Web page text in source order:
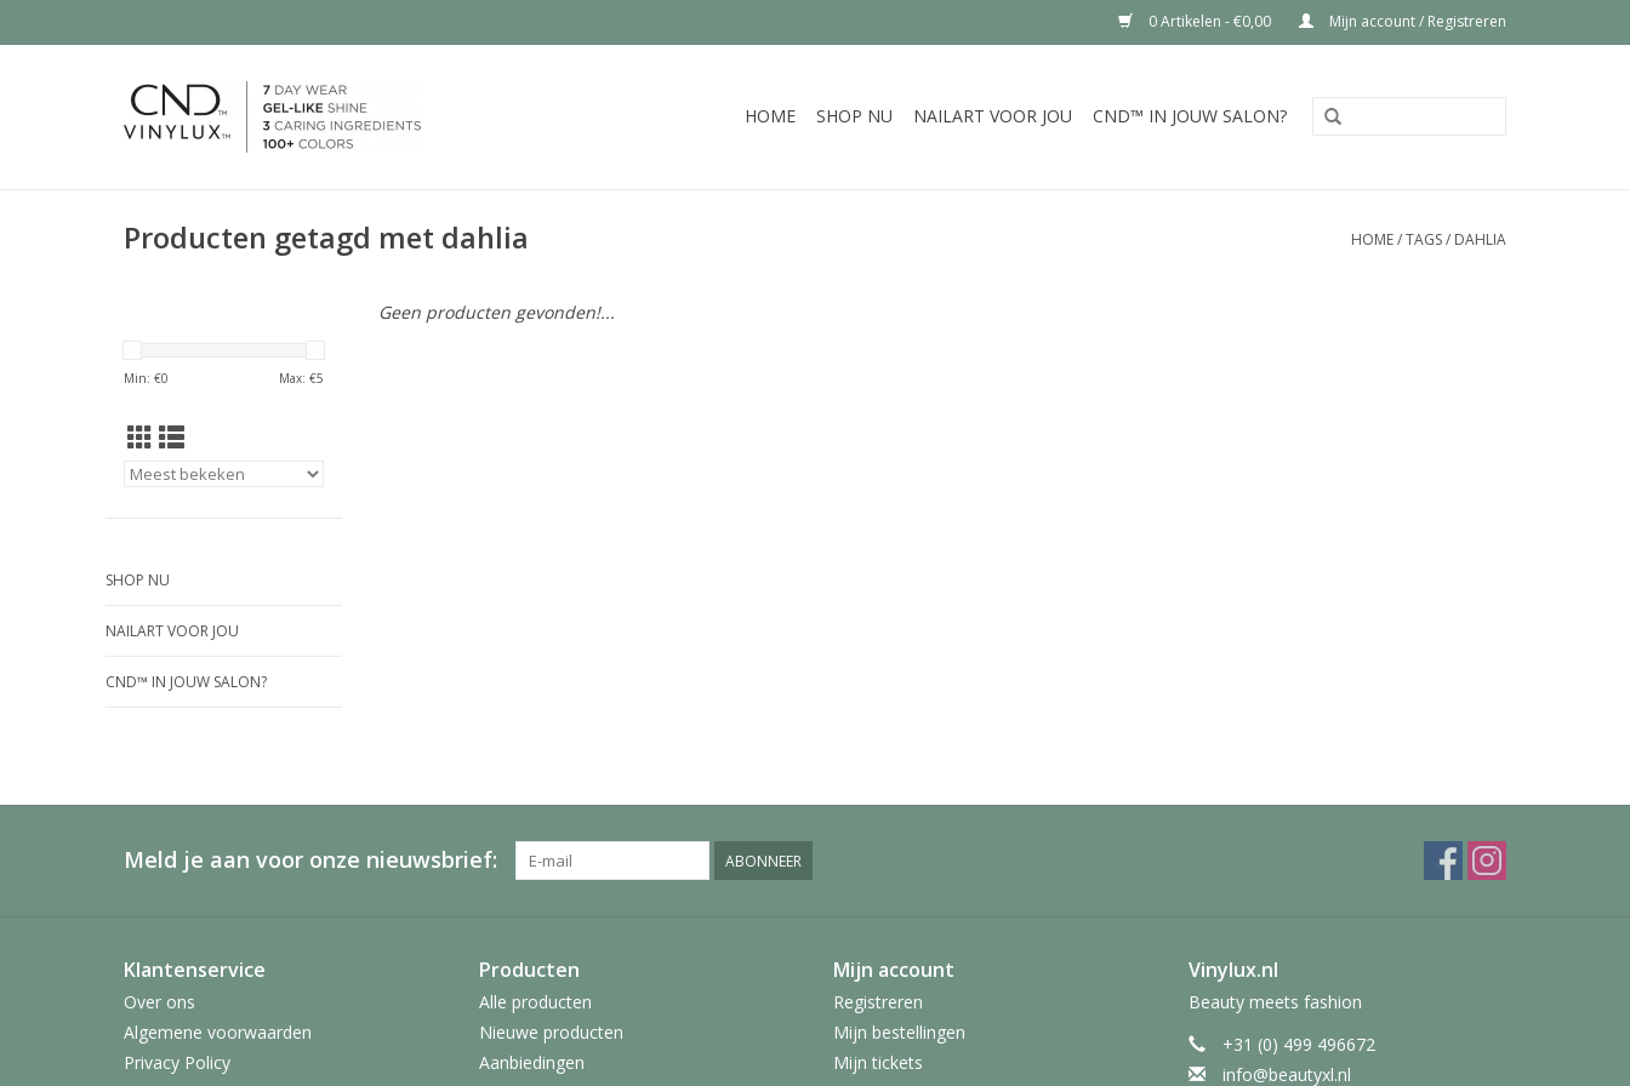
0 Artikelen - €0,00 Mijn account / Registreren
HOME SHOP NU NAILART VOOR JOU CND™ IN JOUW SALON?
Producten getagd met dahlia HOME/TAGS/ DAHLIA
Min: €0 Max: €5
SHOP NU
NAILART VOOR JOU
CND™ IN JOUW SALON?
Geen producten gevonden!...
Meld je aan voor onze nieuwsbrief: ABONNEER
Klantenservice
Over ons
Algemene voorwaarden
Privacy Policy
Producten
Alle producten
Nieuwe producten
Aanbiedingen
Mijn account
Registreren
Mijn bestellingen
Mijn tickets
Vinylux.nl
Beauty meets fashion
+31 (0) 499 496672
info@beautyxl.nl